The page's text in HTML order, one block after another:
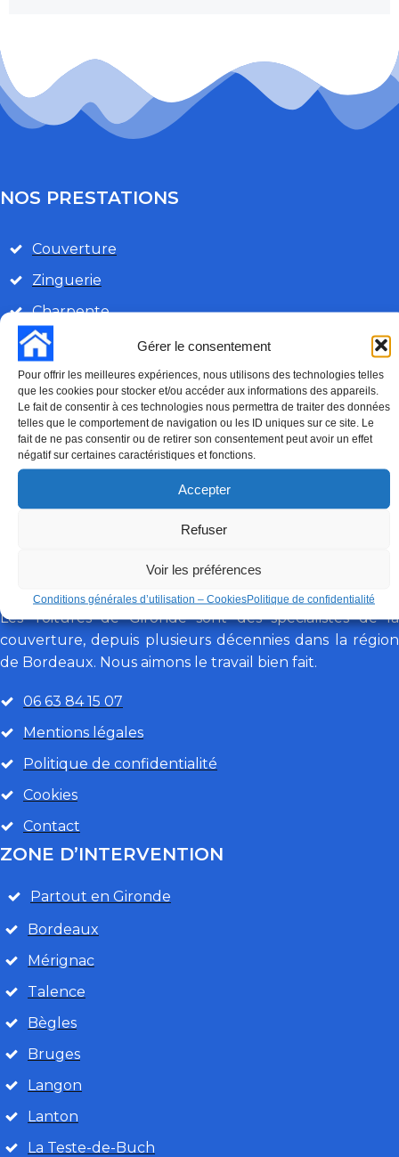
Gérer le consentement
Pour offrir les meilleures expériences, nous utilisons des technologies telles
que les cookies pour stocker et/ou accéder aux informations des appareils.
Le fait de consentir à ces technologies nous permettra de traiter des données
telles que le comportement de navigation ou les ID uniques sur ce site. Le
fait de ne pas consentir ou de retirer son consentement peut avoir un effet
négatif sur certaines caractéristiques et fonctions.
Accepter
Refuser
Voir les préférences
Conditions générales d’utilisation – CookiesPolitique de confidentialité
NOS PRESTATIONS
Couverture
Zinguerie
Charpente
Velux
Démoussage
Isolation
06 63 84 15 07
Appel gratuit 7 jours sur 7
TOITURES DE GIRONDE
Les Toitures de Gironde sont des spécialistes de la
couverture, depuis plusieurs décennies dans la région
de Bordeaux. Nous aimons le travail bien fait.
06 63 84 15 07
Mentions légales
Politique de confidentialité
Cookies
Contact
ZONE D’INTERVENTION
Partout en Gironde
Bordeaux
Mérignac
Talence
Bègles
Bruges
Langon
Lanton
La Teste-de-Buch